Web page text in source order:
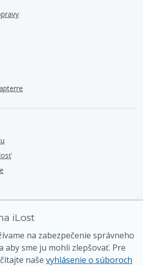
iLost
na zabezpečenie správneho
sme ju mohli zlepšovať. Pre
naše vyhlásenie o súboroch